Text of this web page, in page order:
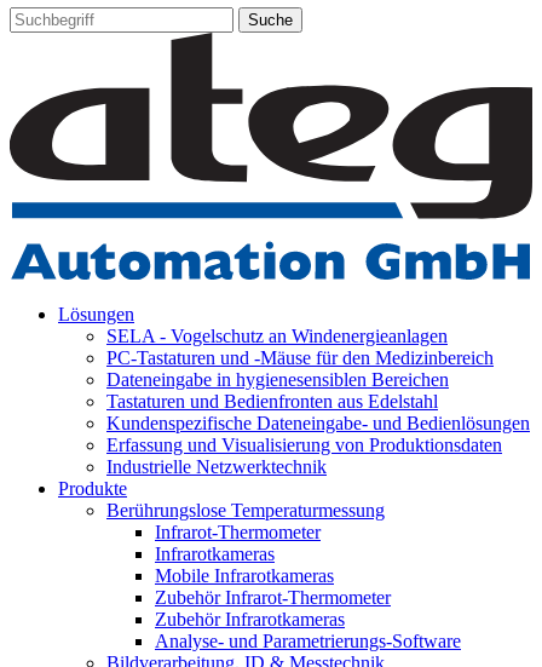
Suche
Lösungen
SELA - Vogelschutz an Windenergieanlagen
PC-Tastaturen und -Mäuse für den Medizinbereich
Dateneingabe in hygienesensiblen Bereichen
Tastaturen und Bedienfronten aus Edelstahl
Kundenspezifische Dateneingabe- und Bedienlösungen
Erfassung und Visualisierung von Produktionsdaten
Industrielle Netzwerktechnik
Produkte
Berührungslose Temperaturmessung
Infrarot-Thermometer
Infrarotkameras
Mobile Infrarotkameras
Zubehör Infrarot-Thermometer
Zubehör Infrarotkameras
Analyse- und Parametrierungs-Software
Bildverarbeitung, ID & Messtechnik